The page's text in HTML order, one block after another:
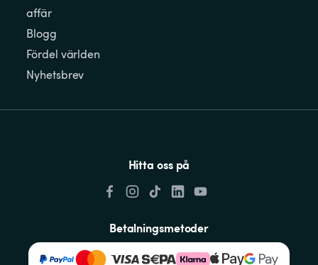
affär
Blogg
Fördel världen
Nyhetsbrev
Hitta oss på
Betalningsmetoder